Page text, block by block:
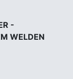
-
WELDEN